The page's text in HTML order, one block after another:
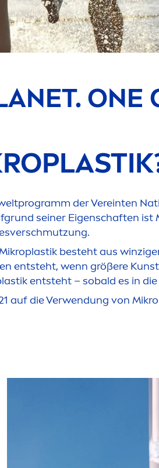
ONE
der Vereinten
seiner Eigenschaften
besteht aus
entsteht, wenn größere
entsteht – sobald es in
auf die Verwendung von